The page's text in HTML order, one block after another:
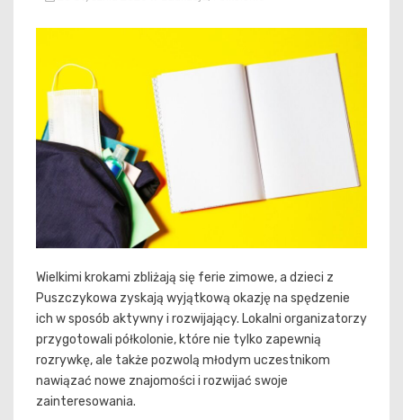
Wielkimi krokami zbliżają się ferie zimowe, a dzieci z
Puszczykowa zyskają wyjątkową okazję na spędzenie
ich w sposób aktywny i rozwijający. Lokalni organizatorzy
przygotowali półkolonie, które nie tylko zapewnią
rozrywkę, ale także pozwolą młodym uczestnikom
nawiązać nowe znajomości i rozwijać swoje
zainteresowania.